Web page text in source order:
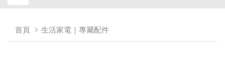
首頁 生活家電｜專屬配件